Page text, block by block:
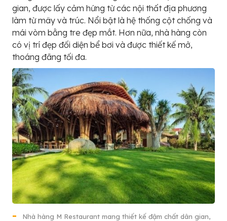
gian, được lấy cảm hứng từ các nội thất địa phương
làm từ mây và trúc. Nổi bật là hệ thống cột chống và
mái vòm bằng tre đẹp mắt. Hơn nữa, nhà hàng còn
có vị trí đẹp đối diện bể bơi và được thiết kế mở,
thoáng đãng tối đa.
Nhà hàng M Restaurant mang thiết kế đậm chất dân gian,